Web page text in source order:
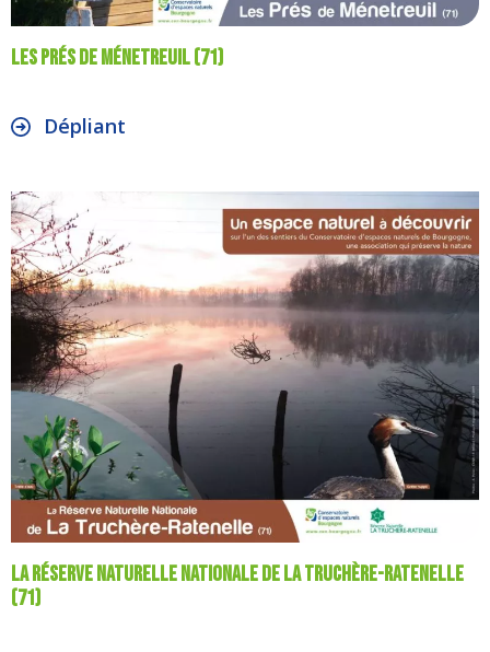
Les prés de Ménetreuil (71)
Dépliant
La Réserve Naturelle Nationale de La Truchère-Ratenelle
(71)